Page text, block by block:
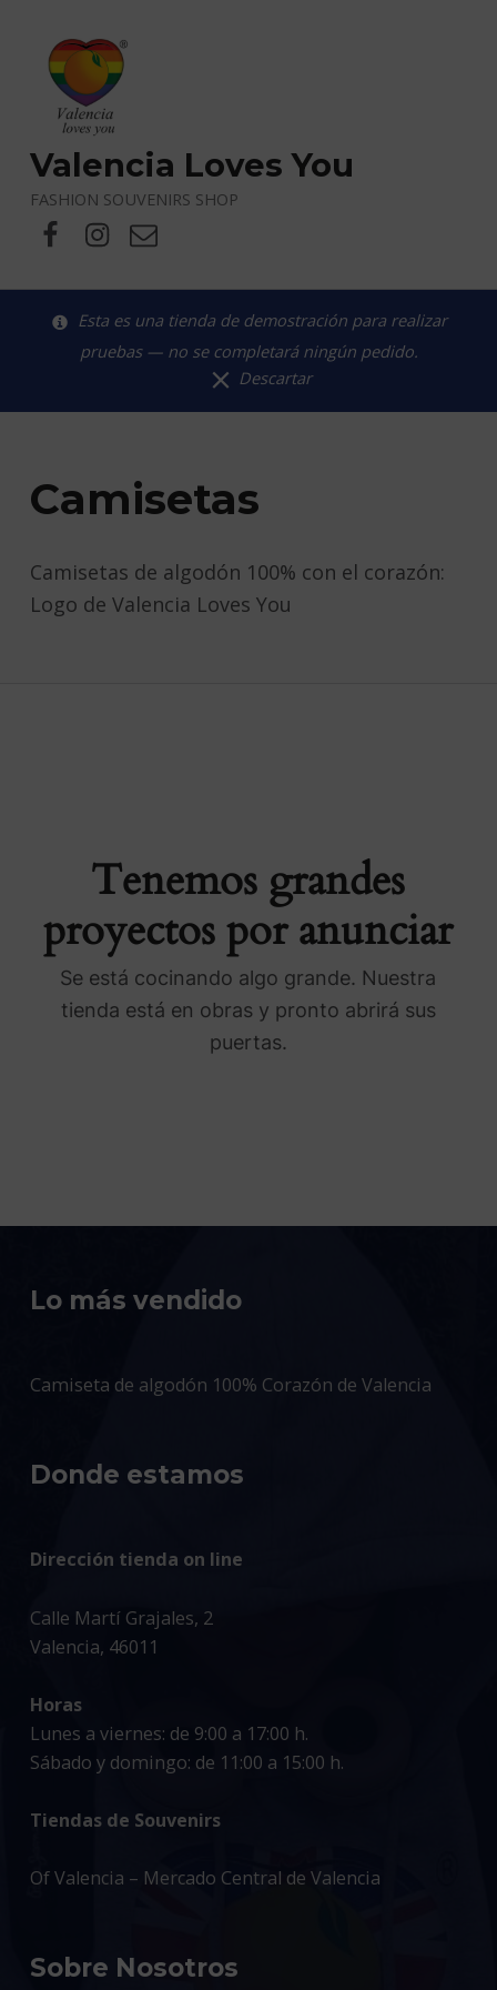
Valencia Loves You
FASHION SOUVENIRS SHOP
Facebook
X Correo electrónico
Esta es una tienda de demostración para realizar
pruebas — no se completará ningún pedido.
Descartar
Camisetas
Camisetas de algodón 100% con el corazón:
Logo de Valencia Loves You
Tenemos grandes
proyectos por anunciar
Se está cocinando algo grande. Nuestra
tienda está en obras y pronto abrirá sus
puertas.
Lo más vendido
Camiseta de algodón 100% Corazón de Valencia
Donde estamos
Dirección tienda on line
Calle Martí Grajales, 2
Valencia, 46011
Horas
Lunes a viernes: de 9:00 a 17:00 h.
Sábado y domingo: de 11:00 a 15:00 h.
Tiendas de Souvenirs
Of Valencia – Mercado Central de Valencia
Sobre Nosotros